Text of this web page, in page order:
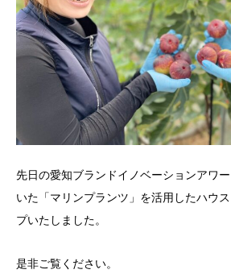
先日の愛知ブランドイノベーションアワ
いた「マリンプランツ」を活用したハウ
プいたしました。
是非ご覧ください。